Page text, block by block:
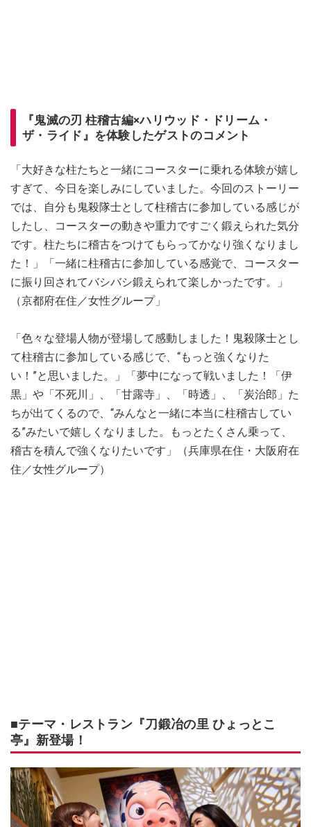
『鬼滅の刃 柱稽古編×ハリウッド・ドリーム・
ザ・ライド』を体験したゲストのコメント
「大好きな柱たちと一緒にコースターに乗れる体験が嬉し
すぎて、今日を楽しみにしていました。今回のストーリー
では、自分も鬼殺隊士として柱稽古に参加している感じが
したし、コースターの動きや重力ですごく鍛えられた気分
です。柱たちに稽古をつけてもらってかなり強くなりまし
た！」「一緒に柱稽古に参加している感覚で、コースター
に振り回されてバシバシ鍛えられて楽しかったです。」
（京都府在住／女性グループ」
「色々な登場人物が登場して感動しました！鬼殺隊士とし
て柱稽古に参加している感じで、“もっと強くなりた
い！”と思いました。」「夢中になって戦いました！「伊
黒」や「不死川」、「甘露寺」、「時透」、「炭治郎」た
ちが出てくるので、“みんなと一緒に本当に柱稽古してい
る”みたいで嬉しくなりました。もっとたくさん乗って、
稽古を積んで強くなりたいです」（兵庫県在住・大阪府在
住／女性グループ）
■テーマ・レストラン『刀鍛冶の里 ひょっとこ
亭』新登場！